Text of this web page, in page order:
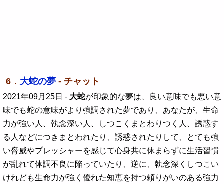
6． 大蛇の夢- チャット
2021年09月25日 - 大蛇が印象的な夢は、良い意味でも悪い意
味でも蛇の意味がより強調された夢であり、あなたが、生命
力が強い人、執念深い人、しつこくまとわりつく人、誘惑す
る人などにつきまとわれたり、誘惑されたりして、とても強
い脅威やプレッシャーを感じて心身共に休まらずに生活習慣
が乱れて体調不良に陥っていたり、逆に、執念深くしつこい
けれども生命力が強く優れた知恵を持つ頼りがいのある強力